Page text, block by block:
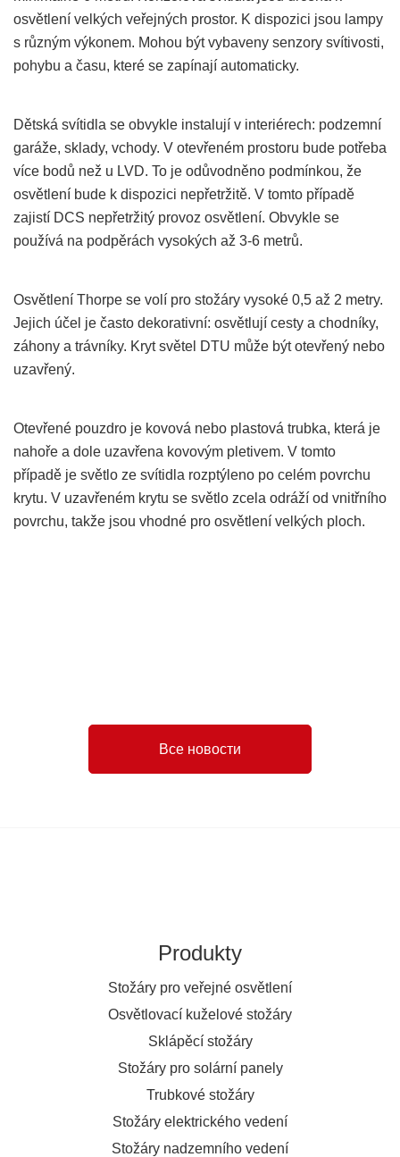
osvětlení velkých veřejných prostor. K dispozici jsou lampy
s různým výkonem. Mohou být vybaveny senzory svítivosti,
pohybu a času, které se zapínají automaticky.
Dětská svítidla se obvykle instalují v interiérech: podzemní
garáže, sklady, vchody. V otevřeném prostoru bude potřeba
více bodů než u LVD. To je odůvodněno podmínkou, že
osvětlení bude k dispozici nepřetržitě. V tomto případě
zajistí DCS nepřetržitý provoz osvětlení. Obvykle se
používá na podpěrách vysokých až 3-6 metrů.
Osvětlení Thorpe se volí pro stožáry vysoké 0,5 až 2 metry.
Jejich účel je často dekorativní: osvětlují cesty a chodníky,
záhony a trávníky. Kryt světel DTU může být otevřený nebo
uzavřený.
Otevřené pouzdro je kovová nebo plastová trubka, která je
nahoře a dole uzavřena kovovým pletivem. V tomto
případě je světlo ze svítidla rozptýleno po celém povrchu
krytu. V uzavřeném krytu se světlo zcela odráží od vnitřního
povrchu, takže jsou vhodné pro osvětlení velkých ploch.
Все новости
Produkty
Stožáry pro veřejné osvětlení
Osvětlovací kuželové stožáry
Sklápěcí stožáry
Stožáry pro solární panely
Trubkové stožáry
Stožáry elektrického vedení
Stožáry nadzemního vedení